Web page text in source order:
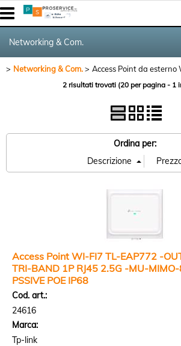
Tutte le Categorie
Periferiche
Networking & Com.
Networking & Com. Access Point da esterno
2 risultati trovati (20 per pagina - 1
Ordina per:
Access Point WI-FI7 TL-EAP772 -
TRI-BAND 1P RJ45 2.5G -MU-MIMO-
PSSIVE POE IP68
Cod. art.:
24616
Marca:
Tp-link